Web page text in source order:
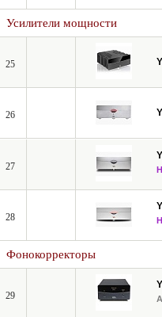
Усилители мощности
25
26
27
28
Фонокорректоры
29